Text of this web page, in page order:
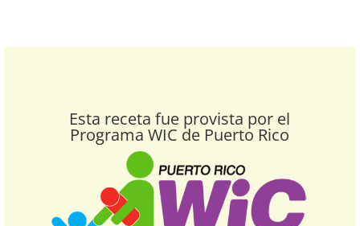
Esta receta fue provista por el
Programa WIC de Puerto Rico